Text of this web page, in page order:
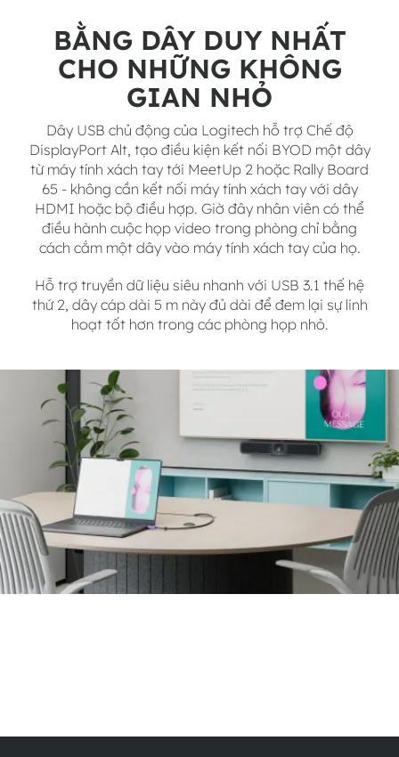
BẰNG DÂY DUY NHẤT
CHO NHỮNG KHÔNG
GIAN NHỎ
Dây USB chủ động của Logitech hỗ trợ Chế độ
DisplayPort Alt, tạo điều kiện kết nối BYOD một dây
từ máy tính xách tay tới MeetUp 2 hoặc Rally Board
65 - không cần kết nối máy tính xách tay với dây
HDMI hoặc bộ điều hợp. Giờ đây nhân viên có thể
điều hành cuộc họp video trong phòng chỉ bằng
cách cắm một dây vào máy tính xách tay của họ.
Hỗ trợ truyền dữ liệu siêu nhanh với USB 3.1 thế hệ
thứ 2, dây cáp dài 5 m này đủ dài để đem lại sự linh
hoạt tốt hơn trong các phòng họp nhỏ.